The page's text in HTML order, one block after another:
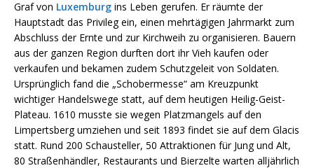
Graf von Luxemburg ins Leben gerufen. Er räumte der
Hauptstadt das Privileg ein, einen mehrtägigen Jahrmarkt zum
Abschluss der Ernte und zur Kirchweih zu organisieren. Bauern
aus der ganzen Region durften dort ihr Vieh kaufen oder
verkaufen und bekamen zudem Schutzgeleit von Soldaten.
Ursprünglich fand die „Schobermesse“ am Kreuzpunkt
wichtiger Handelswege statt, auf dem heutigen Heilig-Geist-
Plateau. 1610 musste sie wegen Platzmangels auf den
Limpertsberg umziehen und seit 1893 findet sie auf dem Glacis
statt. Rund 200 Schausteller, 50 Attraktionen für Jung und Alt,
80 Straßenhändler, Restaurants und Bierzelte warten alljährlich